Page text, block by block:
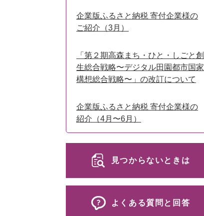
企業版ふるさと納税 寄付企業様の
ご紹介（3月）
「第２期高森まち・ひと・しごと創
生総合戦略〜デジタル田園都市国家
構想総合戦略〜」の改訂について
企業版ふるさと納税 寄付企業様の
紹介（4月〜6月）
見つからないときは
よくある質問と回答